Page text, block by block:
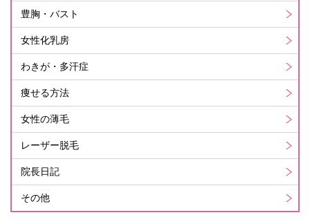
豊胸・バスト
女性化乳房
わきが・多汗症
痩せる方法
女性の薄毛
レーザー脱毛
院長日記
その他